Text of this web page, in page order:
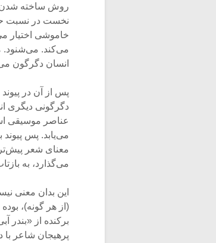
روش ساخته شدن
نخست در نسبت
خاموشی اختیار
می‌کند. می‌شنود.
انسان دگرگون
پس از آن در
دگرگونی دیگری
عناصر موسیقی‌
می‌یابد. پس پیوند
معنای شعر پیش‌تر
می‌گذارد، به
این بدان معنی
(از هر گونه)،
برکنده از
پرهیجان شاعر